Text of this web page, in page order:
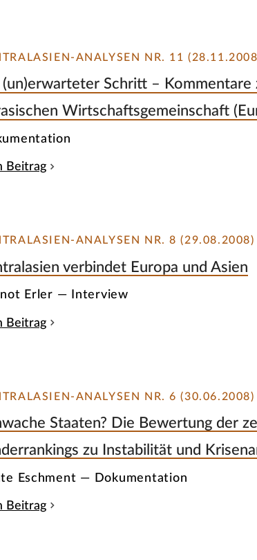
ANALYSEN NR. 11
(un)erwarteter Schritt –
Wirtschaftsgemeinschaft
Beitrag
ANALYSEN NR. 8 (29.08.2008)
verbindet Europa und Asien
Erler — Interview
Beitrag
ANALYSEN NR. 6 (30.06.2008)
Staaten? Die Bewertung der
zu Instabilität und
Eschment — Dokumentation
Beitrag